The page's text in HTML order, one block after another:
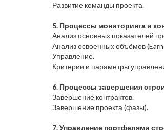
Развитие команды проекта.
5. Процессы мониторинга и
Анализ основных показателей
Анализ освоенных объёмов
Управление.
Критерии и параметры
6. Процессы завершения
Завершение контрактов.
Завершение проекта (фазы).
7. Управление портфелями